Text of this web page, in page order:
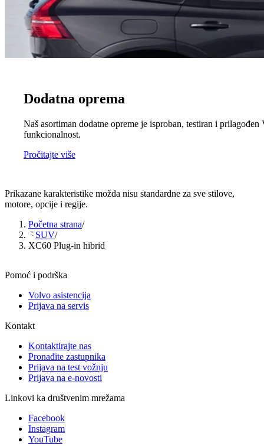
Dodatna oprema
Naš asortiman dodatne opreme je isproban, testiran i
funkcionalnost.
Pročitajte više
Prikazane karakteristike možda nisu standardne za sve stilove,
motore, opcije i regije.
Početna strana/
SUV/
XC60 Plug-in hibrid